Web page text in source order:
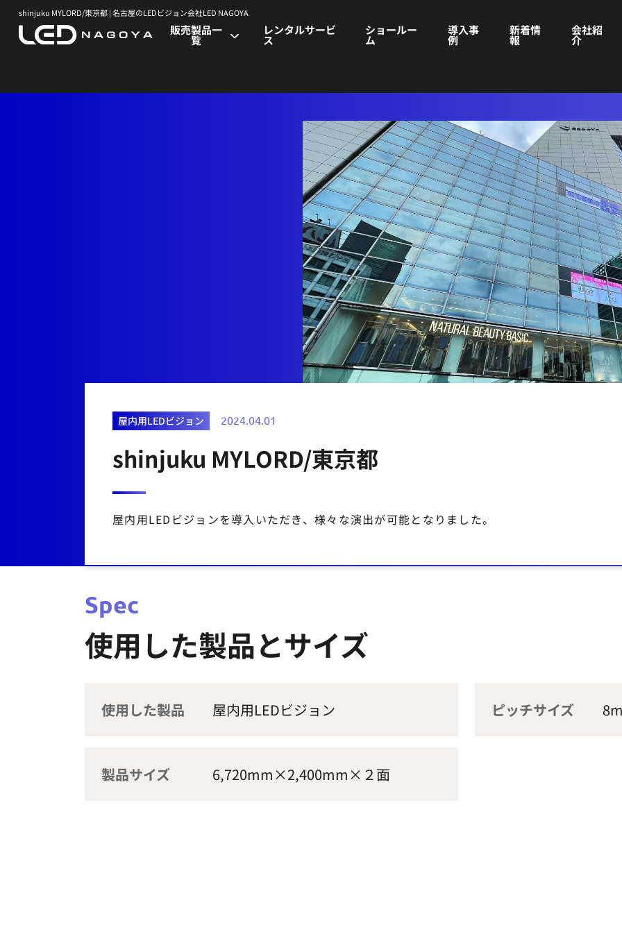
shinjuku MYLORD/東京都 | 名古屋のLEDビジョン会社LED NAGOYA
販売製品一
覧
レンタルサービ
ス
ショールー
ム
導入事
例
新着情
報
会社紹
介
屋内用LEDビジョン 2024.04.01
shinjuku MYLORD/東京都
屋内用LEDビジョンを導入いただき、様々な演出が可能となりました。
Spec
使用した製品とサイズ
使用した製品 屋内用LEDビジョン ピッチサイズ
製品サイズ 6,720mm×2,400mm×２面